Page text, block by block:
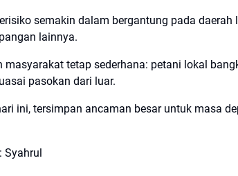
semakin dalam bergantung pada
lainnya.
masyarakat tetap sederhana: petani lokal
pasokan dari luar.
ini, tersimpan ancaman besar untuk masa
Syahrul